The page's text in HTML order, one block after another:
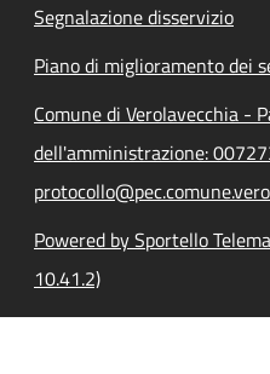
Segnalazione disservizio
Piano di miglioramento dei
Comune di Verolavecchia -
dell'amministrazione:
Powered by Sportello
10.41.2)